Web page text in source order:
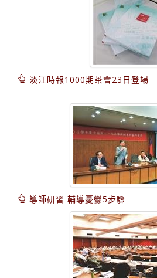
淡江時報1000期茶會23日登場
導師研習 輔導憂鬱5步驟